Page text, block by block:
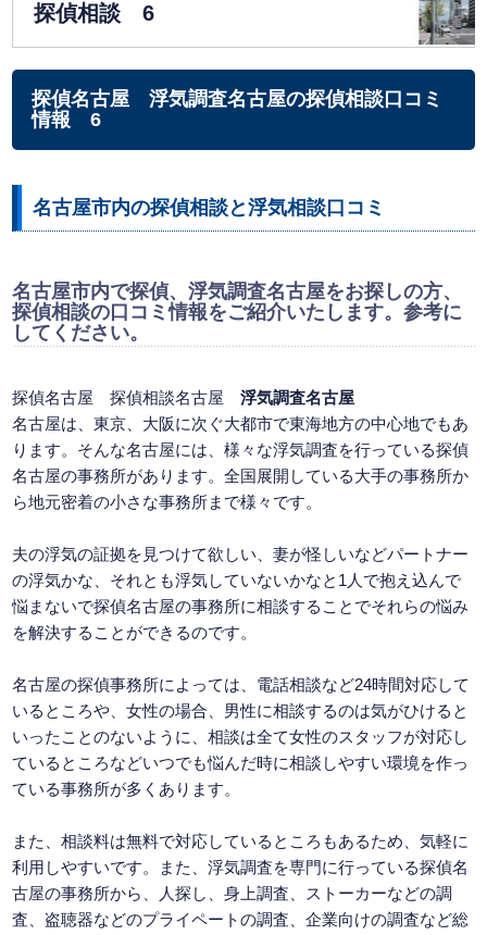
探偵相談 6
探偵名古屋 浮気調査名古屋の探偵相談口コミ
情報 6
名古屋市内の探偵相談と浮気相談口コミ
名古屋市内で探偵、浮気調査名古屋をお探しの方、
探偵相談の口コミ情報をご紹介いたします。参考に
してください。
探偵名古屋 探偵相談名古屋
浮気調査名古屋
名古屋は、東京、大阪に次ぐ大都市で東海地方の中心地でもあ
ります。そんな名古屋には、様々な浮気調査を行っている探偵
名古屋の事務所があります。全国展開している大手の事務所か
ら地元密着の小さな事務所まで様々です。
夫の浮気の証拠を見つけて欲しい、妻が怪しいなどパートナー
の浮気かな、それとも浮気していないかなと1人で抱え込んで
悩まないで探偵名古屋の事務所に相談することでそれらの悩み
を解決することができるのです。
名古屋の探偵事務所によっては、電話相談など24時間対応して
いるところや、女性の場合、男性に相談するのは気がひけると
いったことのないように、相談は全て女性のスタッフが対応し
ているところなどいつでも悩んだ時に相談しやすい環境を作っ
ている事務所が多くあります。
また、相談料は無料で対応しているところもあるため、気軽に
利用しやすいです。また、浮気調査を専門に行っている探偵名
古屋の事務所から、人探し、身上調査、ストーカーなどの調
査、盗聴器などのプライペートの調査、企業向けの調査など総